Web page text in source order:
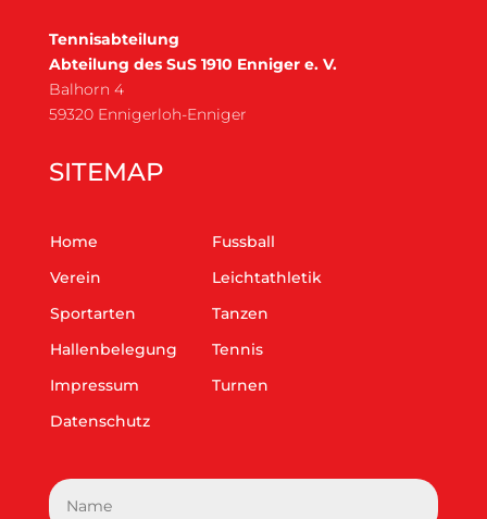
Tennisabteilung
Abteilung des SuS 1910 Enniger e. V.
Balhorn 4
59320 Ennigerloh-Enniger
SITEMAP
Home
Verein
Sportarten
Hallenbelegung
Impressum
Datenschutz
Fussball
Leichtathletik
Tanzen
Tennis
Turnen